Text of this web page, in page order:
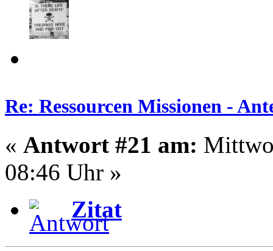
Re: Ressourcen Missionen -
« Antwort #21 am:
08:46 Uhr »
Zitat